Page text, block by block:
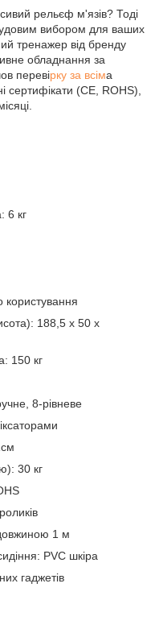
рельєф м'язів? Тоді
вибором для ваших
тренажер від бренду
обладнання за
перевірку за всіма
сертифікати (CE, ROHS),
6 кг
188,5 х 50 х
150 кг
8-рівневе
30 кг
1 м
PVC шкіра
гаджетів